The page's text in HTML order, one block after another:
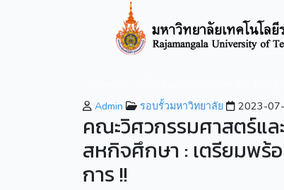
Admin รอบรั้วมหาวิทยาลัย 2023-
คณะวิศวกรรมศาสตร์แ
สหกิจศึกษา : เตรียมพร้
การ !!